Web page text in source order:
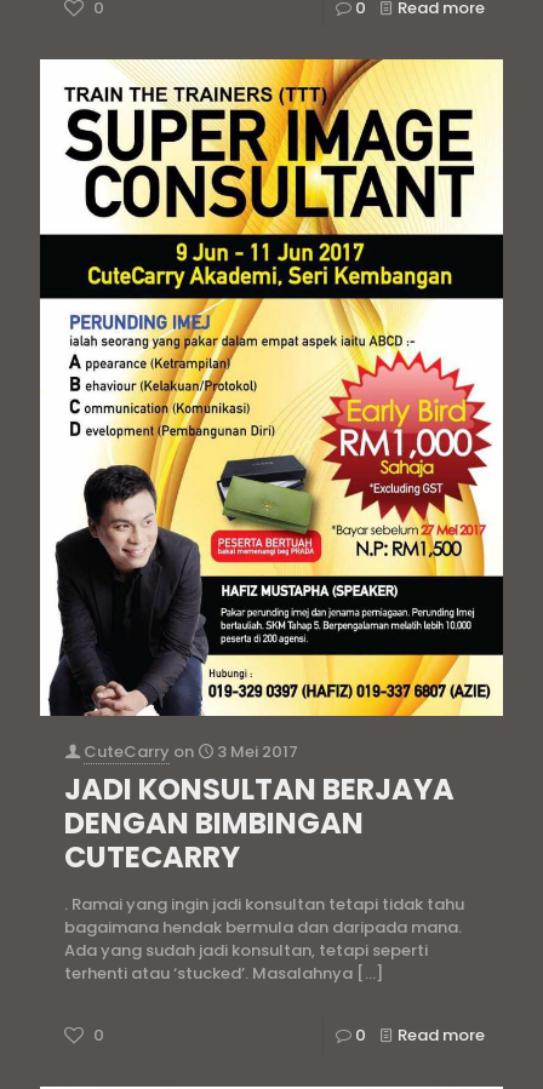
0 0 Read more
CuteCarry on 3 Mei 2017
JADI KONSULTAN BERJAYA
DENGAN BIMBINGAN
CUTECARRY
. Ramai yang ingin jadi konsultan tetapi tidak tahu
bagaimana hendak bermula dan daripada mana.
Ada yang sudah jadi konsultan, tetapi seperti
terhenti atau ‘stucked’. Masalahnya […]
0 0 Read more